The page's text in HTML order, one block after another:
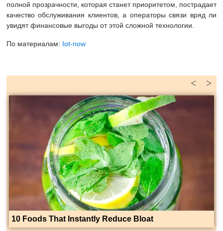
полной прозрачности, которая станет приоритетом, пострадает
качество обслуживания клиентов, а операторы связи вряд ли
увидят финансовые выгоды от этой сложной технологии.
По материалам: Iot-now
>
<
10 Foods That Instantly Reduce Bloat